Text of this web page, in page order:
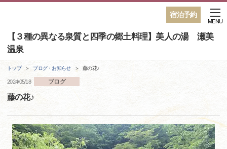
宿泊予約
【３種の異なる泉質と四季の郷土料理】美人の湯 瀬美
温泉
MENU
トップ ブログ・お知らせ 藤の花♪
2024/05/18 ブログ
藤の花♪